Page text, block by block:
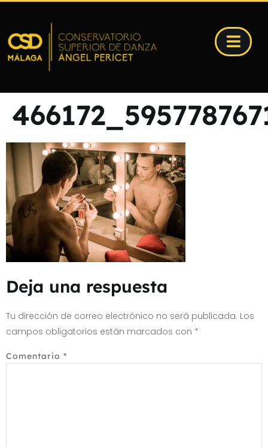
Deja una respuesta
Tu dirección de correo electrónico no será publicada. Los
campos obligatorios están marcados con *
Comentario *